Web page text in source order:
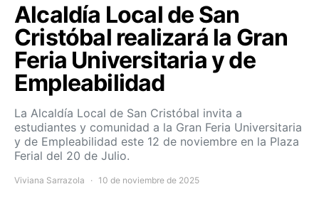
Alcaldía Local de San
Cristóbal realizará la Gran
Feria Universitaria y de
Empleabilidad
La Alcaldía Local de San Cristóbal invita a
estudiantes y comunidad a la Gran Feria Universitaria
y de Empleabilidad este 12 de noviembre en la Plaza
Ferial del 20 de Julio.
Viviana Sarrazola 10 de noviembre de 2025